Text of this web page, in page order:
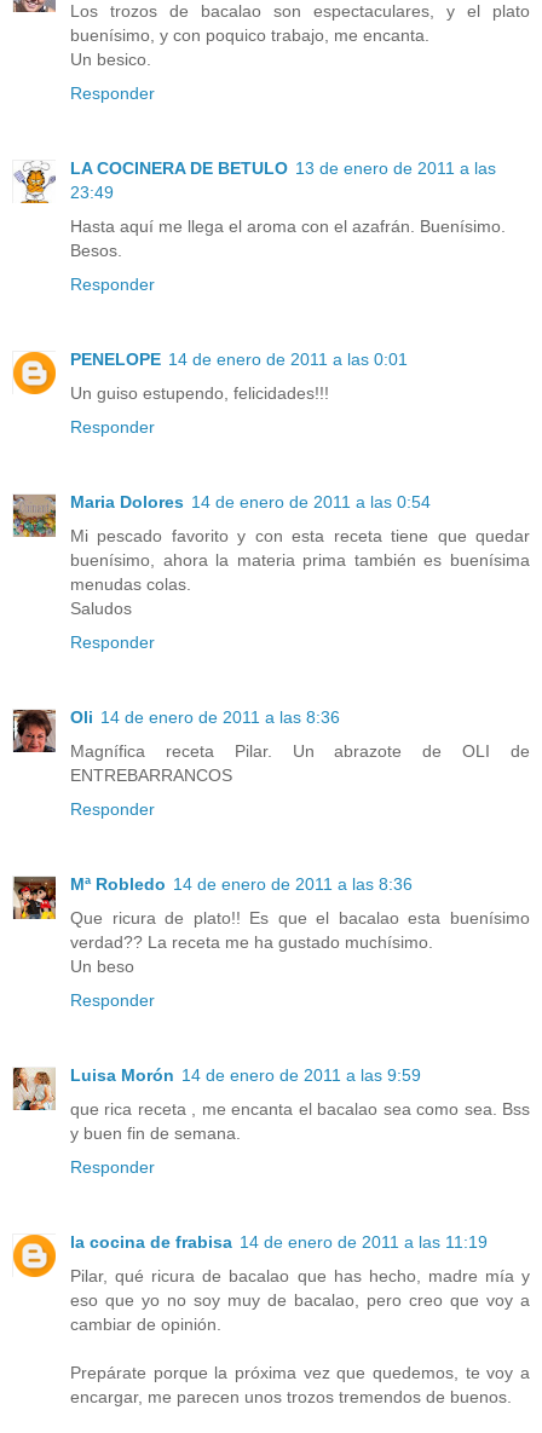
Los trozos de bacalao son espectaculares, y el plato
buenísimo, y con poquico trabajo, me encanta.
Un besico.
Responder
LA COCINERA DE BETULO 13 de enero de 2011 a las
23:49
Hasta aquí me llega el aroma con el azafrán. Buenísimo.
Besos.
Responder
PENELOPE 14 de enero de 2011 a las 0:01
Un guiso estupendo, felicidades!!!
Responder
Maria Dolores 14 de enero de 2011 a las 0:54
Mi pescado favorito y con esta receta tiene que quedar
buenísimo, ahora la materia prima también es buenísima
menudas colas.
Saludos
Responder
Oli 14 de enero de 2011 a las 8:36
Magnífica receta Pilar. Un abrazote de OLI de
ENTREBARRANCOS
Responder
Mª Robledo 14 de enero de 2011 a las 8:36
Que ricura de plato!! Es que el bacalao esta buenísimo
verdad?? La receta me ha gustado muchísimo.
Un beso
Responder
Luisa Morón 14 de enero de 2011 a las 9:59
que rica receta , me encanta el bacalao sea como sea. Bss
y buen fin de semana.
Responder
la cocina de frabisa 14 de enero de 2011 a las 11:19
Pilar, qué ricura de bacalao que has hecho, madre mía y
eso que yo no soy muy de bacalao, pero creo que voy a
cambiar de opinión.
Prepárate porque la próxima vez que quedemos, te voy a
encargar, me parecen unos trozos tremendos de buenos.